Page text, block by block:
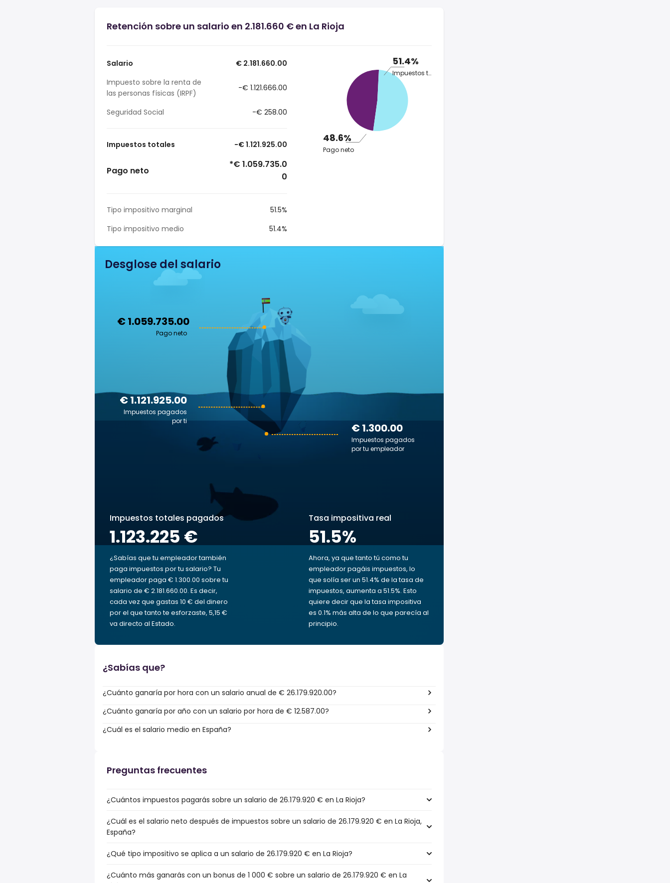
Retención sobre un salario en 2.181.660 € en La Rioja
Salario
€ 2.181.660.00
Impuesto sobre la renta de
las personas físicas (IRPF)
-€ 1.121.666.00
Seguridad Social -€ 258.00
Impuestos totales -€ 1.121.925.00
Pago neto
*€ 1.059.735.0
0
Tipo impositivo marginal
51.5%
Tipo impositivo medio
51.4%
51.4%
Impuestos totales
48.6%
Pago neto
Desglose del salario
€ 1.059.735.00
Pago neto
€ 1.300.00
Impuestos pagados
por tu empleador
€ 1.121.925.00
Impuestos pagados
por ti
Impuestos totales pagados
1.123.225 €
¿Sabías que tu empleador también
paga impuestos por tu salario? Tu
empleador paga € 1.300.00 sobre tu
salario de € 2.181.660.00. Es decir,
cada vez que gastas 10 € del dinero
por el que tanto te esforzaste, 5,15 €
va directo al Estado.
Tasa impositiva real
51.5%
Ahora, ya que tanto tú como tu
empleador pagáis impuestos, lo
que solía ser un 51.4% de la tasa de
impuestos, aumenta a 51.5%. Esto
quiere decir que la tasa impositiva
es 0.1% más alta de lo que parecía al
principio.
¿Sabías que?
¿Cuánto ganaría por hora con un salario anual de € 26.179.920.00?
¿Cuánto ganaría por año con un salario por hora de € 12.587.00?
¿Cuál es el salario medio en España?
Preguntas frecuentes
¿Cuántos impuestos pagarás sobre un salario de 26.179.920 € en La Rioja?
¿Cuál es el salario neto después de impuestos sobre un salario de 26.179.920 € en La Rioja,
España?
¿Qué tipo impositivo se aplica a un salario de 26.179.920 € en La Rioja?
¿Cuánto más ganarás con un bonus de 1 000 € sobre un salario de 26.179.920 € en La